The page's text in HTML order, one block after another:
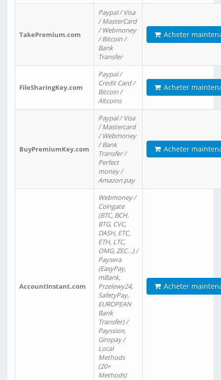
TakePremium.com
Paypal / Visa
/ MasterCard
/ Webmoney
/ Bitcoin /
Bank
Transfer
Acheter
FileSharingKey.com
Paypal /
Credit Card /
Bitcoin /
Altcoins
Acheter
BuyPremiumKey.com
Paypal / Visa
/ Mastercard
/ Webmoney
/ Bank
Transfer /
Perfect
money /
Amazon pay
Acheter
AccountInstant.com
Webmoney /
Coingate
(BTC, BCH,
BTG, CVC,
DASH, ETC,
ETH, LTC,
OMG, ZEC…) /
Paysera
(EasyPay,
mBank,
Przelewy24,
SafetyPay,
EUROPEAN
Bank
Transfer) /
Payssion,
Giropay /
Local
Methods
(20+
Methods)
Acheter